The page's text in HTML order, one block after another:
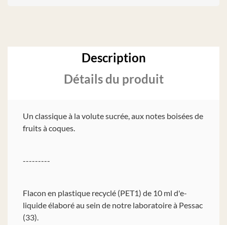
Description
Détails du produit
Un classique à la volute sucrée, aux notes boisées de
fruits à coques.
---------
Flacon en plastique recyclé (PET1) de 10 ml d'e-
liquide élaboré au sein de notre laboratoire à Pessac
(33).